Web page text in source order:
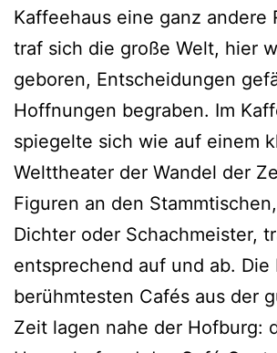
Kaffeehaus eine ganz andere
traf sich die große Welt, hier
geboren, Entscheidungen
Hoffnungen begraben. Im
spiegelte sich wie auf einem
Welttheater der Wandel der
Figuren an den
Dichter oder Schachmeister,
entsprechend auf und ab. Die
berühmtesten Cafés aus der
Zeit lagen nahe der Hofburg: